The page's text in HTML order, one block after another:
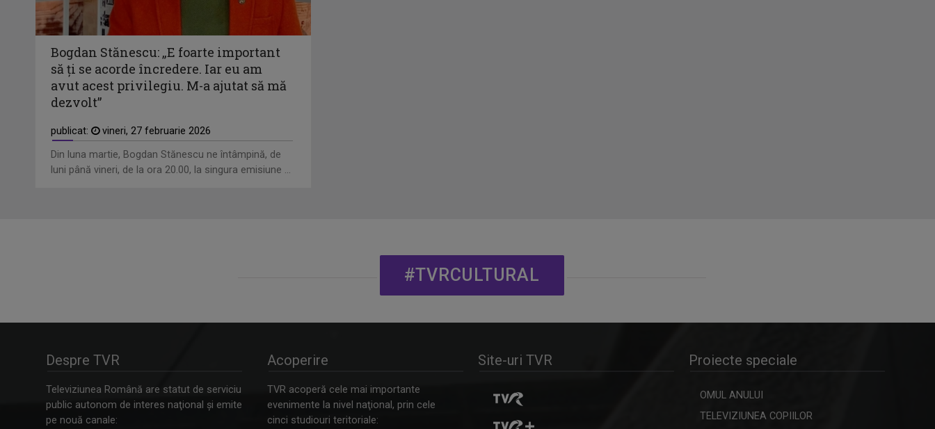
Bogdan Stănescu: „E foarte important
să ţi se acorde încredere. Iar eu am
avut acest privilegiu. M-a ajutat să mă
dezvolt”
publicat:
vineri, 27 februarie 2026
Din luna martie, Bogdan Stănescu ne întâmpină, de
luni până vineri, de la ora 20.00, la singura emisiune ...
#TVRCULTURAL
Despre TVR
Televiziunea Română are statut de serviciu
public autonom de interes naţional şi emite
pe nouă canale:
Acoperire
TVR acoperă cele mai importante
evenimente la nivel naţional, prin cele
cinci studiouri teritoriale:
Site-uri TVR Proiecte speciale
OMUL ANULUI
TELEVIZIUNEA COPIILOR